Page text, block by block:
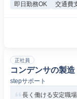
即日勤務OK 交通費
正社員
コンデンサの製造
stepサポート
長く働ける安定職